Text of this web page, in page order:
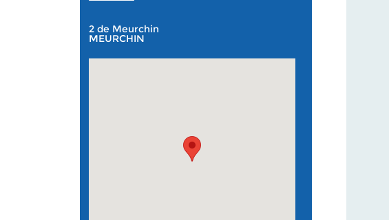
2 de Meurchin
MEURCHIN